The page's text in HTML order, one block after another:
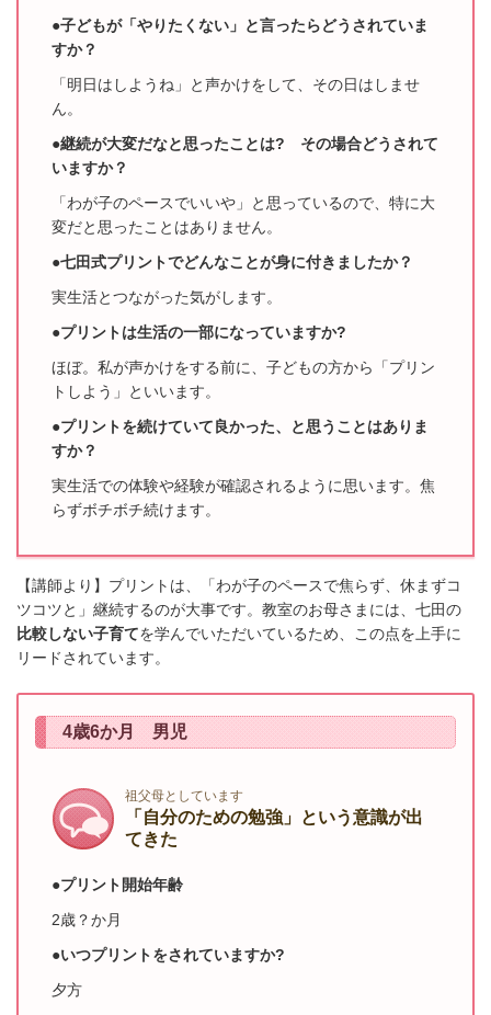
●子どもが「やりたくない」と言ったらどうされていま
すか？
「明日はしようね」と声かけをして、その日はしませ
ん。
●継続が大変だなと思ったことは? その場合どうされて
いますか？
「わが子のペースでいいや」と思っているので、特に大
変だと思ったことはありません。
●七田式プリントでどんなことが身に付きましたか？
実生活とつながった気がします。
●プリントは生活の一部になっていますか?
ほぼ。私が声かけをする前に、子どもの方から「プリン
トしよう」といいます。
●プリントを続けていて良かった、と思うことはありま
すか？
実生活での体験や経験が確認されるように思います。焦
らずボチボチ続けます。
【講師より】プリントは、「わが子のペースで焦らず、休まずコ
ツコツと」継続するのが大事です。教室のお母さまには、七田の
比較しない子育てを学んでいただいているため、この点を上手に
リードされています。
4歳6か月 男児
祖父母としています
「自分のための勉強」という意識が出
てきた
●プリント開始年齢
2歳？か月
●いつプリントをされていますか?
夕方